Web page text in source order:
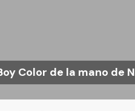
Color de la mano de